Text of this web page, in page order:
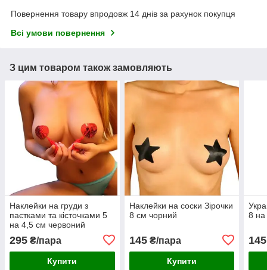
Повернення товару впродовж 14 днів за рахунок покупця
Всі умови повернення
З цим товаром також замовляють
Наклейки на груди з
паєтками та кісточками 5
на 4,5 см червоний
295 ₴/пара
Купити
Наклейки на соски Зірочки
8 см чорний
145₴/пара
Купити
8 на
145